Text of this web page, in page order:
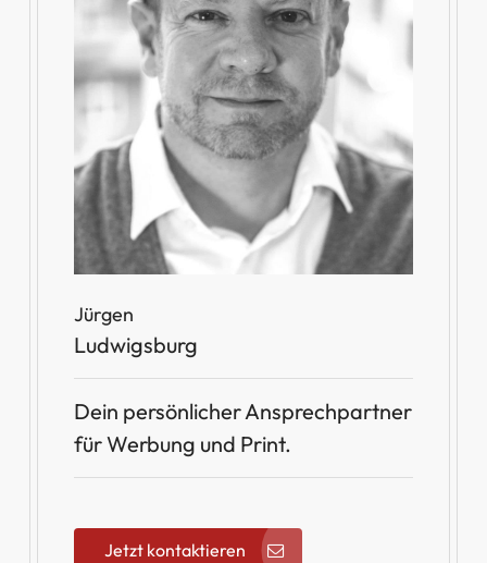
Jürgen
Ludwigsburg
Dein persönlicher Ansprechpartner
für Werbung und Print.
Jetzt kontaktieren